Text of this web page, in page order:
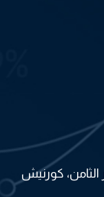
الثامن، كورنيش